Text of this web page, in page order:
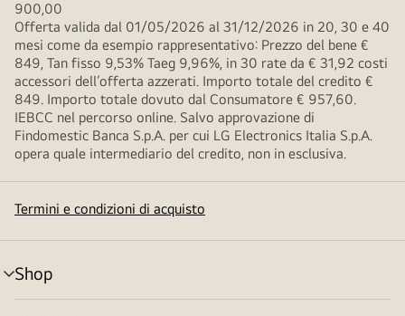
900,00
Offerta valida dal 01/05/2026 al 31/12/2026 in 20, 30 e 40
mesi come da esempio rappresentativo: Prezzo del bene €
849, Tan fisso 9,53% Taeg 9,96%, in 30 rate da € 31,92 costi
accessori dell’offerta azzerati. Importo totale del credito €
849. Importo totale dovuto dal Consumatore € 957,60.
IEBCC nel percorso online. Salvo approvazione di
Findomestic Banca S.p.A. per cui LG Electronics Italia S.p.A.
opera quale intermediario del credito, non in esclusiva.
Termini e condizioni di acquisto
Shop
Attivazione
menu